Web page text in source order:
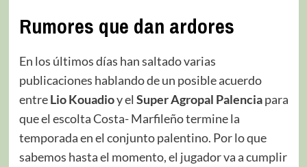
Rumores que dan ardores
En los últimos días han saltado varias
publicaciones hablando de un posible acuerdo
entreLio Kouadioy el Super Agropal Palenciapara
que el escolta Costa- Marfileño termine la
temporada en el conjunto palentino. Por lo que
sabemos hasta el momento, el jugador va a cumplir